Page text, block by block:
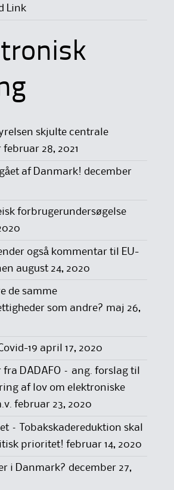
skjulte centrale
februar 28, 2021
af Danmark! december
forbrugerundersøgelse
også kommentar til EU-
august 24, 2020
de samme
som andre? maj 26,
19 april 17, 2020
DADAFO – ang. forslag til
af lov om elektroniske
februar 23, 2020
– Tobakskadereduktion skal
prioritet! februar 14, 2020
i Danmark? december 27,